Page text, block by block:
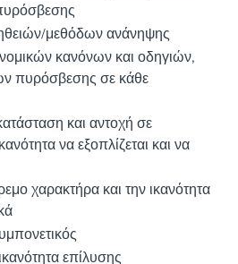
μεθόδων ανάνηψης
κανόνων και οδηγιών,
πυρόσβεσης σε κάθε
και αντοχή σε
να εξοπλίζεται και να
χαρακτήρα και την ικανότητα
επίλυσης